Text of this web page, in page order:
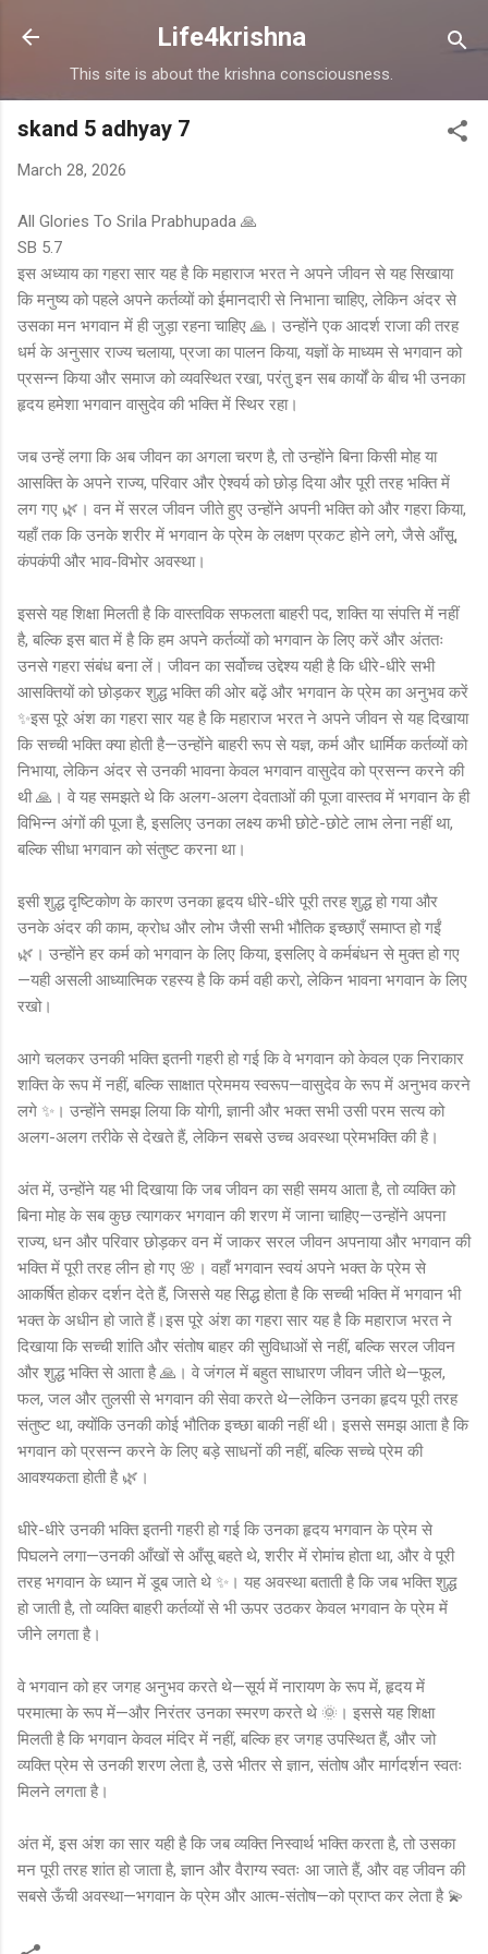
Skip to main content
Life4krishna
This site is about the krishna consciousness.
skand 5 adhyay 7
March 28, 2026
All Glories To Srila Prabhupada 🙏
SB 5.7
इस अध्याय का गहरा सार यह है कि महाराज भरत ने अपने जीवन से यह सिखाया
कि मनुष्य को पहले अपने कर्तव्यों को ईमानदारी से निभाना चाहिए, लेकिन अंदर से
उसका मन भगवान में ही जुड़ा रहना चाहिए 🙏। उन्होंने एक आदर्श राजा की तरह
धर्म के अनुसार राज्य चलाया, प्रजा का पालन किया, यज्ञों के माध्यम से भगवान को
प्रसन्न किया और समाज को व्यवस्थित रखा, परंतु इन सब कार्यों के बीच भी उनका
हृदय हमेशा भगवान वासुदेव की भक्ति में स्थिर रहा।
जब उन्हें लगा कि अब जीवन का अगला चरण है, तो उन्होंने बिना किसी मोह या
आसक्ति के अपने राज्य, परिवार और ऐश्वर्य को छोड़ दिया और पूरी तरह भक्ति में
लग गए 🌿। वन में सरल जीवन जीते हुए उन्होंने अपनी भक्ति को और गहरा किया,
यहाँ तक कि उनके शरीर में भगवान के प्रेम के लक्षण प्रकट होने लगे, जैसे आँसू,
कंपकंपी और भाव-विभोर अवस्था।
इससे यह शिक्षा मिलती है कि वास्तविक सफलता बाहरी पद, शक्ति या संपत्ति में नहीं
है, बल्कि इस बात में है कि हम अपने कर्तव्यों को भगवान के लिए करें और अंततः
उनसे गहरा संबंध बना लें। जीवन का सर्वोच्च उद्देश्य यही है कि धीरे-धीरे सभी
आसक्तियों को छोड़कर शुद्ध भक्ति की ओर बढ़ें और भगवान के प्रेम का अनुभव करें
✨इस पूरे अंश का गहरा सार यह है कि महाराज भरत ने अपने जीवन से यह दिखाया
कि सच्ची भक्ति क्या होती है—उन्होंने बाहरी रूप से यज्ञ, कर्म और धार्मिक कर्तव्यों को
निभाया, लेकिन अंदर से उनकी भावना केवल भगवान वासुदेव को प्रसन्न करने की
थी 🙏। वे यह समझते थे कि अलग-अलग देवताओं की पूजा वास्तव में भगवान के ही
विभिन्न अंगों की पूजा है, इसलिए उनका लक्ष्य कभी छोटे-छोटे लाभ लेना नहीं था,
बल्कि सीधा भगवान को संतुष्ट करना था।
इसी शुद्ध दृष्टिकोण के कारण उनका हृदय धीरे-धीरे पूरी तरह शुद्ध हो गया और
उनके अंदर की काम, क्रोध और लोभ जैसी सभी भौतिक इच्छाएँ समाप्त हो गईं
🌿। उन्होंने हर कर्म को भगवान के लिए किया, इसलिए वे कर्मबंधन से मुक्त हो गए
—यही असली आध्यात्मिक रहस्य है कि कर्म वही करो, लेकिन भावना भगवान के लिए
रखो।
आगे चलकर उनकी भक्ति इतनी गहरी हो गई कि वे भगवान को केवल एक निराकार
शक्ति के रूप में नहीं, बल्कि साक्षात प्रेममय स्वरूप—वासुदेव के रूप में अनुभव करने
लगे ✨। उन्होंने समझ लिया कि योगी, ज्ञानी और भक्त सभी उसी परम सत्य को
अलग-अलग तरीके से देखते हैं, लेकिन सबसे उच्च अवस्था प्रेमभक्ति की है।
अंत में, उन्होंने यह भी दिखाया कि जब जीवन का सही समय आता है, तो व्यक्ति को
बिना मोह के सब कुछ त्यागकर भगवान की शरण में जाना चाहिए—उन्होंने अपना
राज्य, धन और परिवार छोड़कर वन में जाकर सरल जीवन अपनाया और भगवान की
भक्ति में पूरी तरह लीन हो गए 🌸। वहाँ भगवान स्वयं अपने भक्त के प्रेम से
आकर्षित होकर दर्शन देते हैं, जिससे यह सिद्ध होता है कि सच्ची भक्ति में भगवान भी
भक्त के अधीन हो जाते हैं।इस पूरे अंश का गहरा सार यह है कि महाराज भरत ने
दिखाया कि सच्ची शांति और संतोष बाहर की सुविधाओं से नहीं, बल्कि सरल जीवन
और शुद्ध भक्ति से आता है 🙏। वे जंगल में बहुत साधारण जीवन जीते थे—फूल,
फल, जल और तुलसी से भगवान की सेवा करते थे—लेकिन उनका हृदय पूरी तरह
संतुष्ट था, क्योंकि उनकी कोई भौतिक इच्छा बाकी नहीं थी। इससे समझ आता है कि
भगवान को प्रसन्न करने के लिए बड़े साधनों की नहीं, बल्कि सच्चे प्रेम की
आवश्यकता होती है 🌿।
धीरे-धीरे उनकी भक्ति इतनी गहरी हो गई कि उनका हृदय भगवान के प्रेम से
पिघलने लगा—उनकी आँखों से आँसू बहते थे, शरीर में रोमांच होता था, और वे पूरी
तरह भगवान के ध्यान में डूब जाते थे ✨। यह अवस्था बताती है कि जब भक्ति शुद्ध
हो जाती है, तो व्यक्ति बाहरी कर्तव्यों से भी ऊपर उठकर केवल भगवान के प्रेम में
जीने लगता है।
वे भगवान को हर जगह अनुभव करते थे—सूर्य में नारायण के रूप में, हृदय में
परमात्मा के रूप में—और निरंतर उनका स्मरण करते थे 🌞। इससे यह शिक्षा
मिलती है कि भगवान केवल मंदिर में नहीं, बल्कि हर जगह उपस्थित हैं, और जो
व्यक्ति प्रेम से उनकी शरण लेता है, उसे भीतर से ज्ञान, संतोष और मार्गदर्शन स्वतः
मिलने लगता है।
अंत में, इस अंश का सार यही है कि जब व्यक्ति निस्वार्थ भक्ति करता है, तो उसका
मन पूरी तरह शांत हो जाता है, ज्ञान और वैराग्य स्वतः आ जाते हैं, और वह जीवन की
सबसे ऊँची अवस्था—भगवान के प्रेम और आत्म-संतोष—को प्राप्त कर लेता है 💫